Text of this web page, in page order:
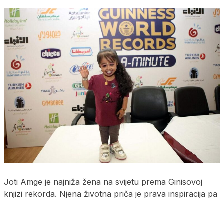
Joti Amge je najniža žena na svijetu prema Ginisovoj
knjizi rekorda. Njena životna priča je prava inspiracija pa